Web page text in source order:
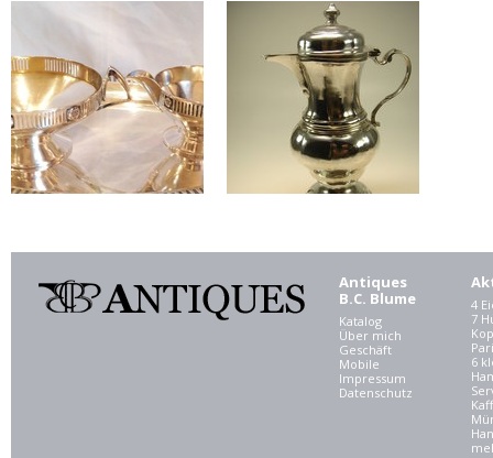
Antiques
B.C. Blume
Katalog
Über mich
Geschäft
Mobile
Impressum
Datenschutz
4
7
6